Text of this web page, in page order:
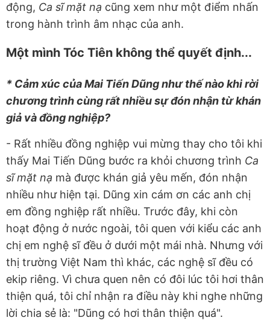
động, Ca sĩ mặt nạ cũng xem như một điểm nhấn
trong hành trình âm nhạc của anh.
Một mình Tóc Tiên không thể quyết định...
* Cảm xúc của Mai Tiến Dũng như thế nào khi rời
chương trình cùng rất nhiều sự đón nhận từ khán
giả và đồng nghiệp?
- Rất nhiều đồng nghiệp vui mừng thay cho tôi khi
thấy Mai Tiến Dũng bước ra khỏi chương trình Ca
sĩ mặt nạ mà được khán giả yêu mến, đón nhận
nhiều như hiện tại. Dũng xin cám ơn các anh chị
em đồng nghiệp rất nhiều. Trước đây, khi còn
hoạt động ở nước ngoài, tôi quen với kiểu các anh
chị em nghệ sĩ đều ở dưới một mái nhà. Nhưng với
thị trường Việt Nam thì khác, các nghệ sĩ đều có
ekip riêng. Vì chưa quen nên có đôi lúc tôi hơi thân
thiện quá, tôi chỉ nhận ra điều này khi nghe những
lời chia sẻ là: "Dũng có hơi thân thiện quá".